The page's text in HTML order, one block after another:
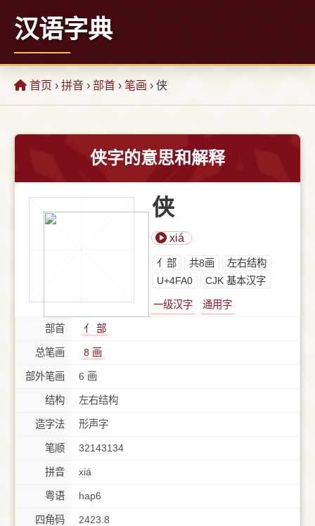
汉语字典
首页 › 拼音 › 部首 › 笔画 › 侠
侠字的意思和解释
侠
xiá
⺅部 共8画
左右结构
U+4FA0
CJK 基本汉字
一级汉字 通用字
部首 ⺅ 部
总笔画 8 画
部外笔画 6 画
结构 左右结构
造字法 形声字
笔顺 32143134
拼音 xiá
粤语 hap6
四角码 2423.8